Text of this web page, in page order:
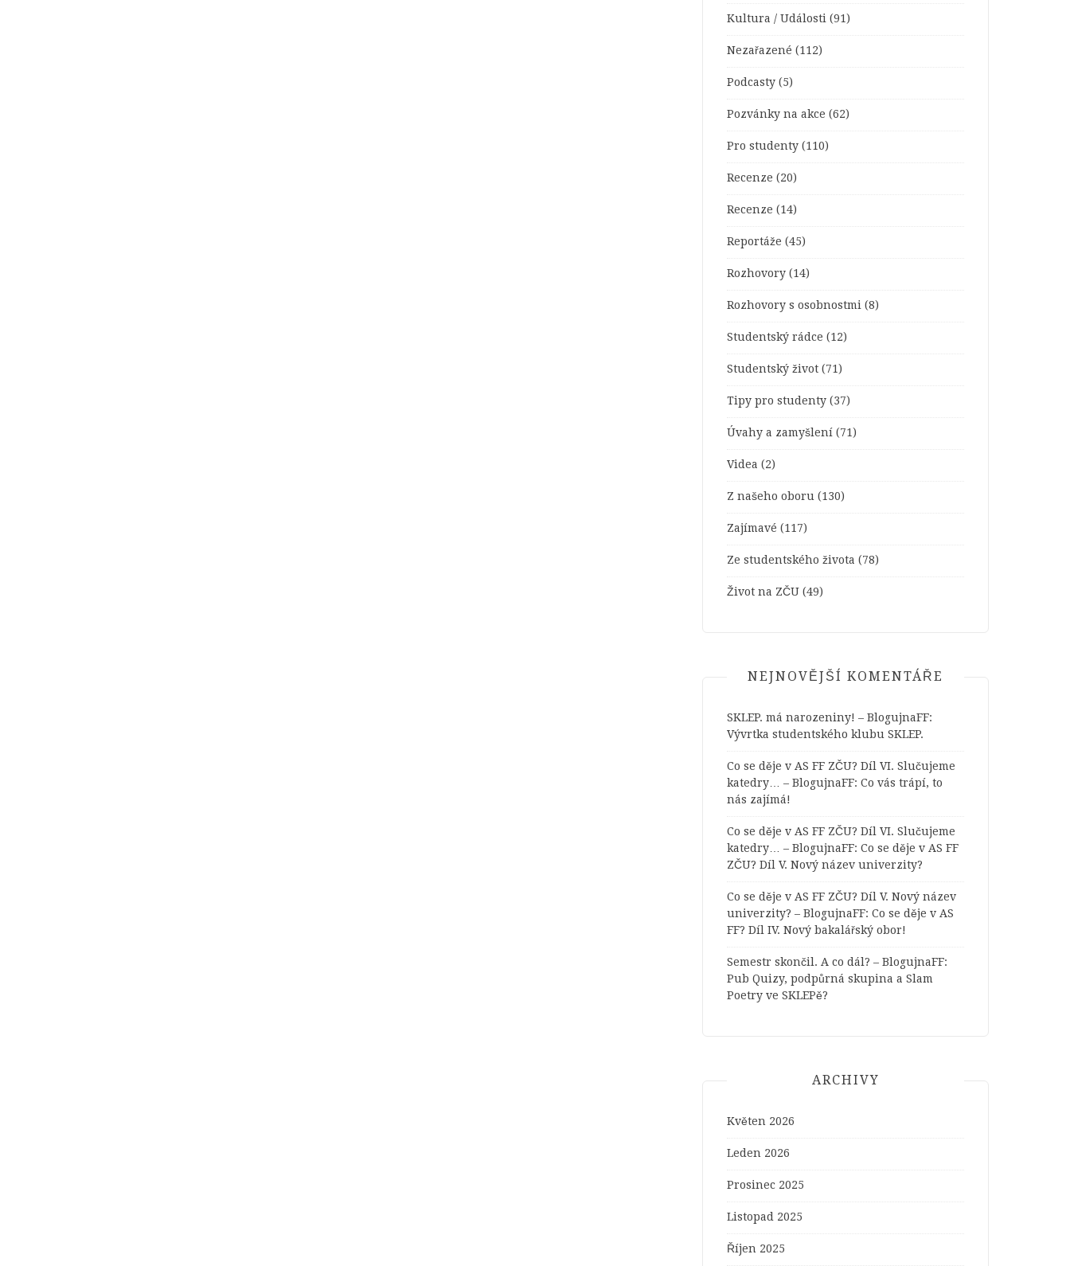
Kultura / Události (91)
Nezařazené (112)
Podcasty (5)
Pozvánky na akce (62)
Pro studenty (110)
Recenze (20)
Recenze (14)
Reportáže (45)
Rozhovory (14)
Rozhovory s osobnostmi (8)
Studentský rádce (12)
Studentský život (71)
Tipy pro studenty (37)
Úvahy a zamyšlení (71)
Videa (2)
Z našeho oboru (130)
Zajímavé (117)
Ze studentského života (78)
Život na ZČU (49)
NEJNOVĚJŠÍ KOMENTÁŘE
SKLEP. má narozeniny! – BlogujnaFF:
Vývrtka studentského klubu SKLEP.
Co se děje v AS FF ZČU? Díl VI. Slučujeme
katedry… – BlogujnaFF: Co vás trápí, to
nás zajímá!
Co se děje v AS FF ZČU? Díl VI. Slučujeme
katedry… – BlogujnaFF: Co se děje v AS FF
ZČU? Díl V. Nový název univerzity?
Co se děje v AS FF ZČU? Díl V. Nový název
univerzity? – BlogujnaFF: Co se děje v AS
FF? Díl IV. Nový bakalářský obor!
Semestr skončil. A co dál? – BlogujnaFF:
Pub Quizy, podpůrná skupina a Slam
Poetry ve SKLEPě?
ARCHIVY
Květen 2026
Leden 2026
Prosinec 2025
Listopad 2025
Říjen 2025